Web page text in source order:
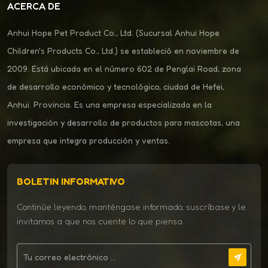
terrenos difíciles.✅ Regla general: Todos los cochecitos para
la protección contra fugas es mucho más crítica para un
cochecito de gato que un cochecito para perros.4. Diseño y
portabilidad: Desde un cochecito ligero para mascotas hasta
un cochecito doble de alta resistencia.A cochecito para
PC408 pesa 14,6 kg, pero se pliega en segundos para
guardarlo en el coche. Su rampa trasera también sirve como
bolsillo de almacenamiento, muy práctico para el uso diario.A
nuestro PC206, que se pliega con un solo toque mediante
ciudad y tienen poco espacio de almacenamiento.✅ Regla
general: Si viajas a menudo o vives en un apartamento
compacto para mascotas cochecito de gato es ideal. Si tienes
ACERCA DE
Anhui Hope Pet Product Co., Ltd. (Sucursal Anhui Hope
Children's Products Co., Ltd.) se estableció en noviembre de
2009. Está ubicada en el número 602 de Penglai Road, zona
de desarrollo económico y tecnológico, ciudad de Hefei,
Anhui. Provincia. Es una empresa especializada en la
investigación y desarrollo de productos para mascotas, una
empresa que integra producción y ventas.
BOLETIN INFORMATIVO
Continúe leyendo, manténgase informado, suscríbase y le
invitamos a que nos cuente lo que piensa.